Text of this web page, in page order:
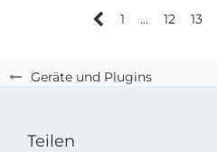
Geräte und Plugins
1 … 12 13
Teilen